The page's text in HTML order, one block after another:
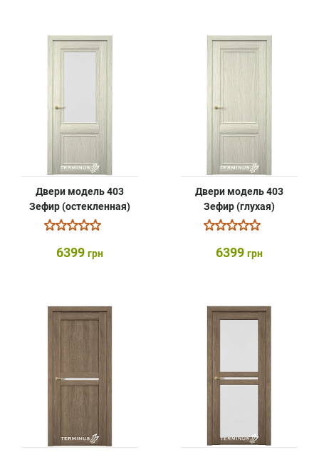
Двери модель 403
Зефир (остекленная)
6399 грн
Двери модель 403
Зефир (глухая)
6399 грн